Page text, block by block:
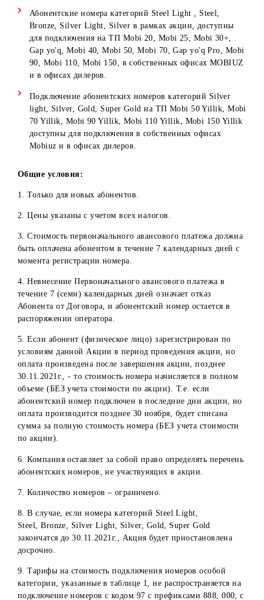
плана недоступна в течение 6 месяцев с момента
подключения.
При подключении номеров категории Silver light,
Silver, Gold, Super Gold в рамках акции «Qulay taklif
V.3», на тарифных планах Mobi 50 Yillik, Mobi 70
тарифного плана недоступна в течение 23,5 месяцев с
момента подключения.
При подключении скидок в рамках акции «Выгодное
предложение V.3», другие скидки на подключение
Абонентские номера категорий Steel Light , Steel,
для подключения на ТП Mobi 20, Mobi 25, Mobi 30+,
90, Mobi 110, Mobi 150, в собственных офисах
и в офисах дилеров.
Подключение абонентских номеров категорий Silver
light, Silver, Gold, Super Gold на ТП Mobi 50 Yillik,
70 Yillik, Mobi 90 Yillik, Mobi 110 Yillik, Mobi 150
доступны для подключения в собственных офисах
Mobiuz и в офисах дилеров.
Общие условия:
1. Только для новых абонентов.
2. Цены указаны с учетом всех налогов.
3. Стоимость первоначального авансового платежа
момента регистрации номера.
4. Невнесение Первоначального авансового платежа в
Абонента от Договора, и абонентский номер остается в
распоряжении оператора.
5. Если абонент (физическое лицо) зарегистрирован по
условиям данной Акции в период проведения акции, но
оплата произведена после завершения акции, позднее
30.11.2021г., - то стоимость номера начисляется в